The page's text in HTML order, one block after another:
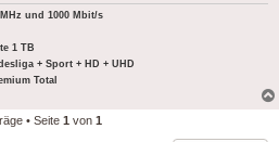
und 1000 Mbit/s
1 TB
+ Sport + HD + UHD
Total
• Seite 1 von 1